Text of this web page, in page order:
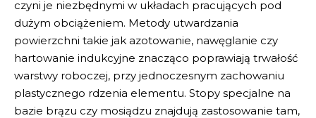
czyni je niezbędnymi w układach pracujących pod
dużym obciążeniem. Metody utwardzania
powierzchni takie jak azotowanie, nawęglanie czy
hartowanie indukcyjne znacząco poprawiają trwałość
warstwy roboczej, przy jednoczesnym zachowaniu
plastycznego rdzenia elementu. Stopy specjalne na
bazie brązu czy mosiądzu znajdują zastosowanie tam,